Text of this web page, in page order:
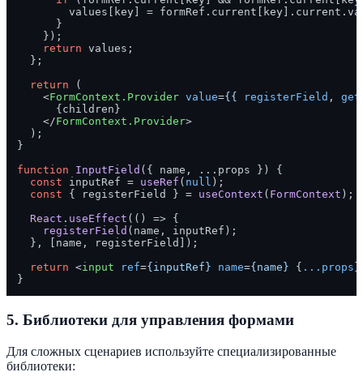
        values[key] = formRef.
current [key]. current .
      }
    });
return values;
  };
return (
<FormContext.Provider value={{ registerField ,
      {children}
</FormContext.Provider>
  );
}
function
InputField ( { name, ...props } ) {
const inputRef = useRef ( null );
const { registerField } = useContext ( FormContext );
React . useEffect ( () => {
registerField (name, inputRef);
  }, [name, registerField]);
return <input ref={inputRef} name={name} { ...props
5. Библиотеки для управления формами
Для сложных сценариев используйте специализированные
библиотеки: